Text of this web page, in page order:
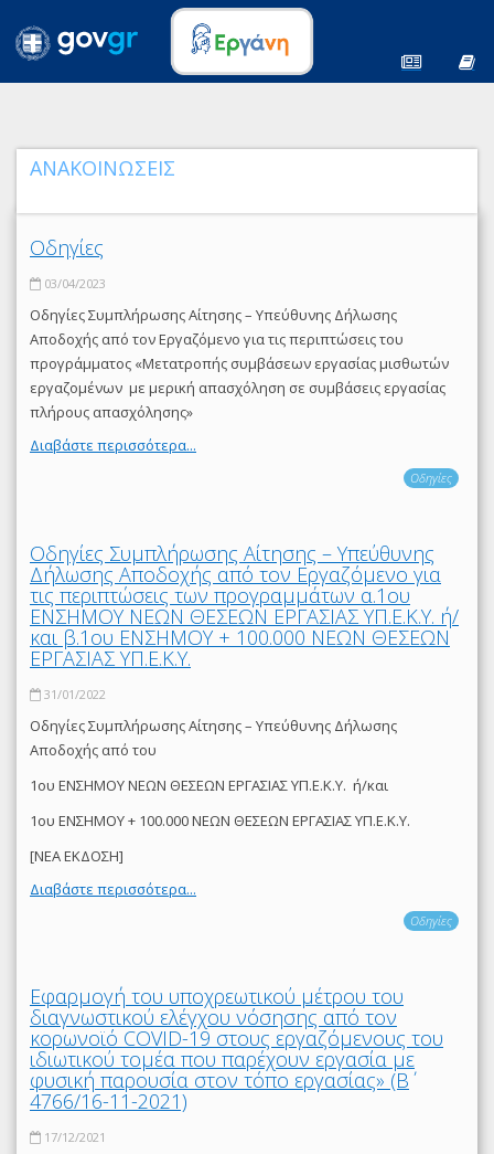
ΑΝΑΚΟΙΝΩΣΕΙΣ
Οδηγίες
03/04/2023
Οδηγίες Συμπλήρωσης Αίτησης – Υπεύθυνης Δήλωσης
Αποδοχής από τον Εργαζόμενο για τις περιπτώσεις του
προγράμματος «Μετατροπής συμβάσεων εργασίας μισθωτών
εργαζομένων με μερική απασχόληση σε συμβάσεις εργασίας
πλήρους απασχόλησης»
Διαβάστε περισσότερα...
Οδηγίες
Οδηγίες Συμπλήρωσης Αίτησης – Υπεύθυνης
Δήλωσης Αποδοχής από τον Εργαζόμενο για
τις περιπτώσεις των προγραμμάτων α.1ου
ΕΝΣΗΜΟΥ ΝΕΩΝ ΘΕΣΕΩΝ ΕΡΓΑΣΙΑΣ ΥΠ.Ε.Κ.Υ. ή/
και β.1ου ΕΝΣΗΜΟΥ + 100.000 ΝΕΩΝ ΘΕΣΕΩΝ
ΕΡΓΑΣΙΑΣ ΥΠ.Ε.Κ.Υ.
31/01/2022
Οδηγίες Συμπλήρωσης Αίτησης – Υπεύθυνης Δήλωσης
Αποδοχής από του
1ου ΕΝΣΗΜΟΥ ΝΕΩΝ ΘΕΣΕΩΝ ΕΡΓΑΣΙΑΣ ΥΠ.Ε.Κ.Υ. ή/και
1ου ΕΝΣΗΜΟΥ + 100.000 ΝΕΩΝ ΘΕΣΕΩΝ ΕΡΓΑΣΙΑΣ ΥΠ.Ε.Κ.Υ.
[ΝΕΑ ΕΚΔΟΣΗ]
Διαβάστε περισσότερα...
Οδηγίες
Εφαρμογή του υποχρεωτικού μέτρου του
διαγνωστικού ελέγχου νόσησης από τον
κορωνοϊό COVID-19 στους εργαζόμενους του
ιδιωτικού τομέα που παρέχουν εργασία με
φυσική παρουσία στον τόπο εργασίας» (Β΄
4766/16-11-2021)
17/12/2021